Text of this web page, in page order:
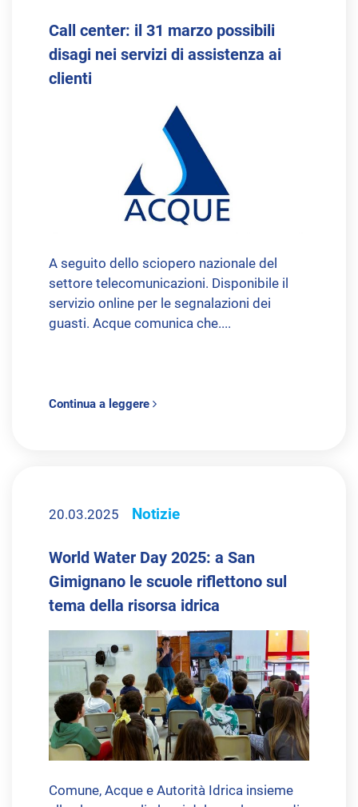
Call center: il 31 marzo possibili
disagi nei servizi di assistenza ai
clienti
A seguito dello sciopero nazionale del
settore telecomunicazioni. Disponibile il
servizio online per le segnalazioni dei
guasti. Acque comunica che....
Continua a leggere
20.03.2025 Notizie
World Water Day 2025: a San
Gimignano le scuole riflettono sul
tema della risorsa idrica
Comune, Acque e Autorità Idrica insieme